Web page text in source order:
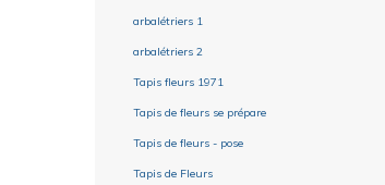
arbalétriers 1
arbalétriers 2
Tapis fleurs 1971
Tapis de fleurs se prépare
Tapis de fleurs - pose
Tapis de Fleurs